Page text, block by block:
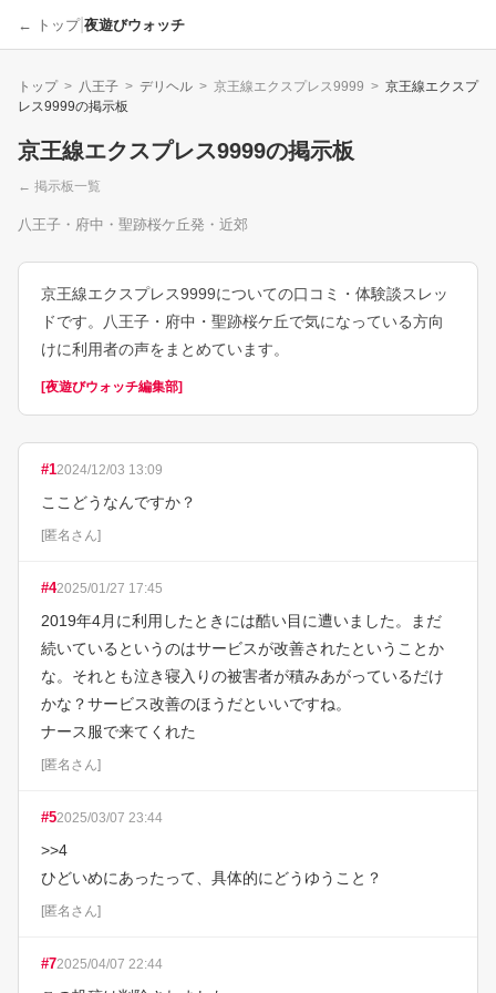
← トップ| 夜遊びウォッチ
トップ > 八王子 > デリヘル > 京王線エクスプレス9999 > 京王線エクスプ
レス9999の掲示板
京王線エクスプレス9999の掲示板
← 掲示板一覧
八王子・府中・聖跡桜ケ丘発・近郊
京王線エクスプレス9999についての口コミ・体験談スレッ
ドです。八王子・府中・聖跡桜ケ丘で気になっている方向
けに利用者の声をまとめています。
[夜遊びウォッチ編集部]
#12024/12/03 13:09
ここどうなんですか？
[匿名さん]
#42025/01/27 17:45
2019年4月に利用したときには酷い目に遭いました。まだ
続いているというのはサービスが改善されたということか
な。それとも泣き寝入りの被害者が積みあがっているだけ
かな？サービス改善のほうだといいですね。
ナース服で来てくれた
[匿名さん]
#52025/03/07 23:44
>>4
ひどいめにあったって、具体的にどうゆうこと？
[匿名さん]
#72025/04/07 22:44